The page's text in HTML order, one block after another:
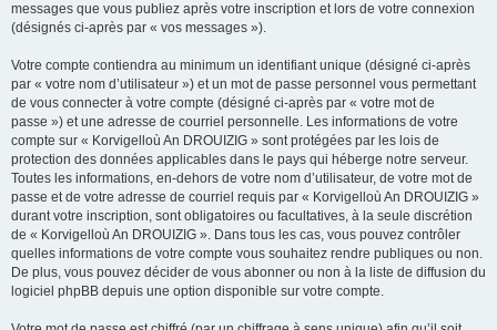
messages que vous publiez après votre inscription et lors de votre connexion
(désignés ci-après par « vos messages »).
Votre compte contiendra au minimum un identifiant unique (désigné ci-après
par « votre nom d’utilisateur ») et un mot de passe personnel vous permettant
de vous connecter à votre compte (désigné ci-après par « votre mot de
passe ») et une adresse de courriel personnelle. Les informations de votre
compte sur « Korvigelloù An DROUIZIG » sont protégées par les lois de
protection des données applicables dans le pays qui héberge notre serveur.
Toutes les informations, en-dehors de votre nom d’utilisateur, de votre mot de
passe et de votre adresse de courriel requis par « Korvigelloù An DROUIZIG »
durant votre inscription, sont obligatoires ou facultatives, à la seule discrétion
de « Korvigelloù An DROUIZIG ». Dans tous les cas, vous pouvez contrôler
quelles informations de votre compte vous souhaitez rendre publiques ou non.
De plus, vous pouvez décider de vous abonner ou non à la liste de diffusion du
logiciel phpBB depuis une option disponible sur votre compte.